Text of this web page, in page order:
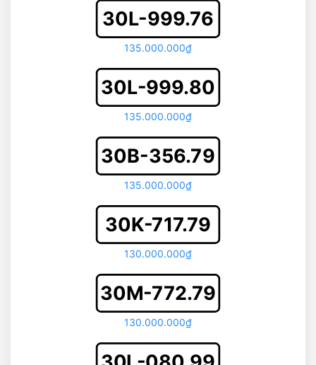
30L-999.76
135.000.000₫
30L-999.80
135.000.000₫
30B-356.79
135.000.000₫
30K-717.79
130.000.000₫
30M-772.79
130.000.000₫